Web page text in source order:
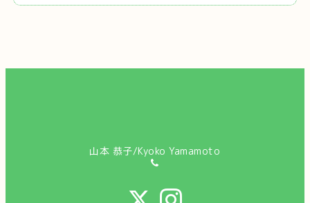
山本 恭子/Kyoko Yamamoto